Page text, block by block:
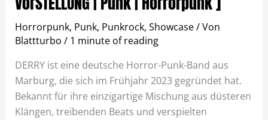
Horrorpunk, Punk, Punkrock, Showcase/ Von
Blattturbo / 1 minute of reading
DERRY ist eine deutsche Horror-Punk-Band aus
Marburg, die sich im Frühjahr 2023 gegründet hat.
Bekannt für ihre einzigartige Mischung aus düsteren
Klängen, treibenden Beats und verspielten